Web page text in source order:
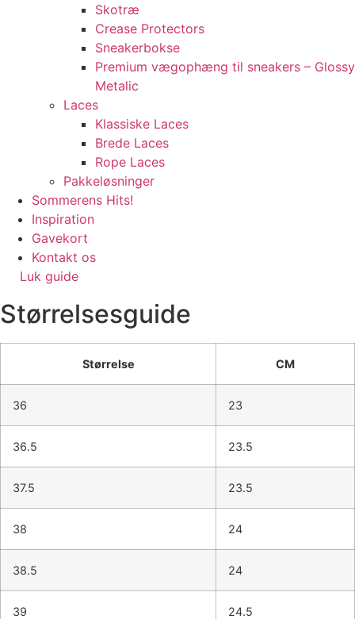
Skotræ
Crease Protectors
Sneakerbokse
Premium vægophæng til sneakers – Glossy
Metalic
Laces
Klassiske Laces
Brede Laces
Rope Laces
Pakkeløsninger
Sommerens Hits!
Inspiration
Gavekort
Kontakt os
Luk guide
Størrelsesguide
Størrelse CM
36 23
36.5 23.5
37.5 23.5
38 24
38.5 24
39 24.5